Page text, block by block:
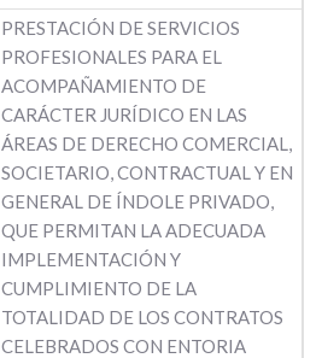
PRESTACIÓN DE SERVICIOS
PROFESIONALES PARA EL
ACOMPAÑAMIENTO DE
CARÁCTER JURÍDICO EN LAS
ÁREAS DE DERECHO COMERCIAL,
SOCIETARIO, CONTRACTUAL Y EN
GENERAL DE ÍNDOLE PRIVADO,
QUE PERMITAN LA ADECUADA
IMPLEMENTACIÓN Y
CUMPLIMIENTO DE LA
TOTALIDAD DE LOS CONTRATOS
CELEBRADOS CON ENTORIA